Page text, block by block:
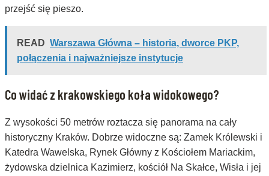
przejść się pieszo.
READ Warszawa Główna – historia, dworce PKP,
połączenia i najważniejsze instytucje
Co widać z krakowskiego koła widokowego?
Z wysokości 50 metrów roztacza się panorama na cały
historyczny Kraków. Dobrze widoczne są: Zamek Królewski i
Katedra Wawelska, Rynek Główny z Kościołem Mariackim,
żydowska dzielnica Kazimierz, kościół Na Skałce, Wisła i jej